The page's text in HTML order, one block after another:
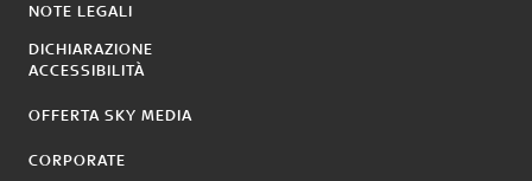
NOTE LEGALI
DICHIARAZIONE
ACCESSIBILITÀ
OFFERTA SKY MEDIA
CORPORATE